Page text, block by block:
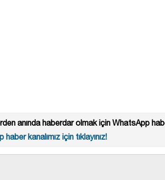
anında haberdar olmak için WhatsApp
kanalımız için tıklayınız!